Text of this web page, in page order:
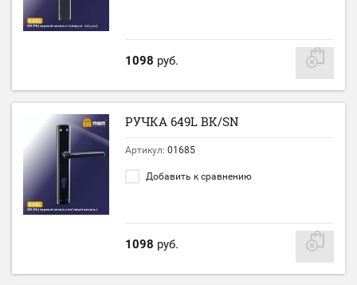
1098 руб.
РУЧКА 649L BK/SN
Артикул: 01685
Добавить к сравнению
1098 руб.